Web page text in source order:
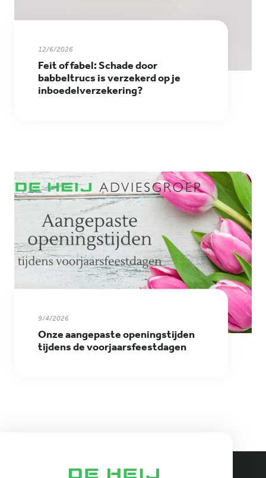
12/6/2026
Feit of fabel: Schade door
babbeltrucs is verzekerd op je
inboedelverzekering?
9/4/2026
Onze aangepaste openingstijden
tijdens de voorjaarsfeestdagen